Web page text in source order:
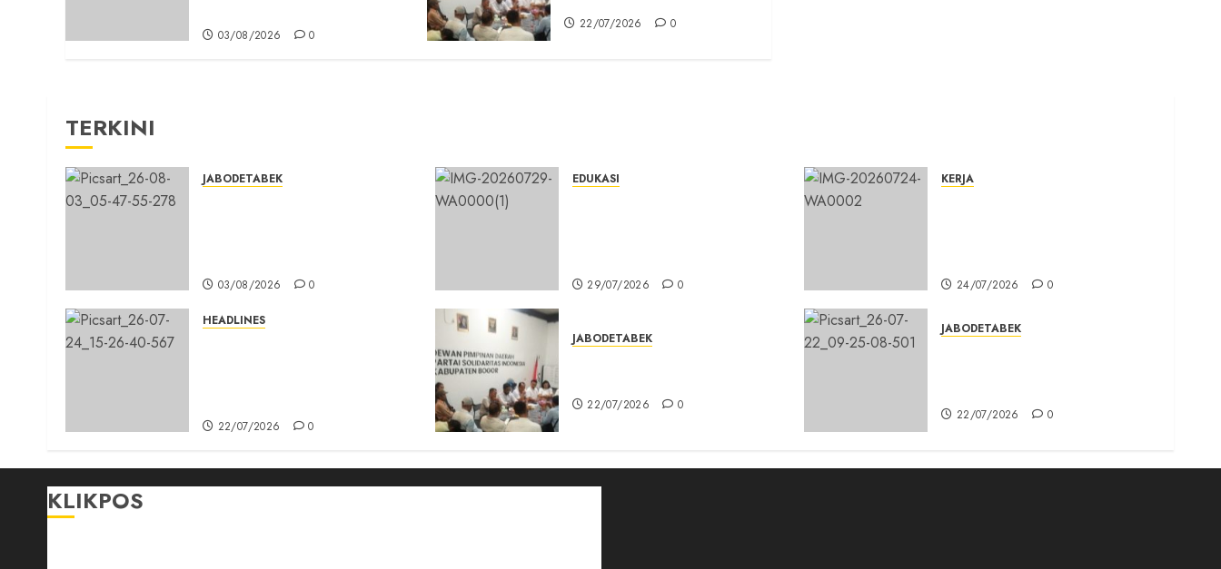
03/08/2026 0
22/07/2026 0
TERKINI
JABODETABEK
03/08/2026 0
EDUKASI
29/07/2026 0
KERJA
24/07/2026 0
HEADLINES
22/07/2026 0
JABODETABEK
22/07/2026 0
JABODETABEK
22/07/2026 0
KLIKPOS